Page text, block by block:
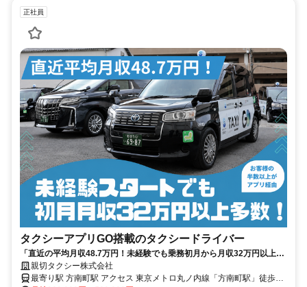
正社員
タクシーアプリGO搭載のタクシードライバー
「直近の平均月収48.7万円！未経験でも乗務初月から月収32万円以上多
数◎入社祝い金15万円支給！タクシーアプリ『GO』搭載で効率的に高
収入を実現
親切タクシー株式会社
最寄り駅 方南町駅 アクセス 東京メトロ丸ノ内線「方南町駅」徒歩7